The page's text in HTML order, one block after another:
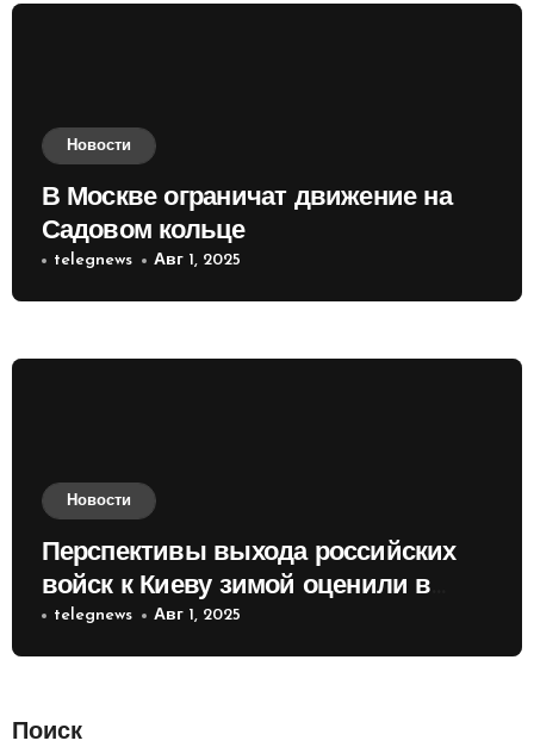
Новости
В Москве ограничат движение на
Садовом кольце
telegnews Авг 1, 2025
Новости
Перспективы выхода российских
войск к Киеву зимой оценили в
России
telegnews Авг 1, 2025
Поиск